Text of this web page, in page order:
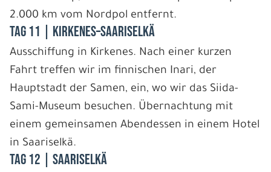
2.000 km vom Nordpol entfernt.
Tag 11 | Kirkenes–Saariselkä
Ausschiffung in Kirkenes. Nach einer kurzen
Fahrt treffen wir im finnischen Inari, der
Hauptstadt der Samen, ein, wo wir das Siida-
Sami-Museum besuchen. Übernachtung mit
einem gemeinsamen Abendessen in einem Hotel
in Saariselkä.
Tag 12 | Saariselkä